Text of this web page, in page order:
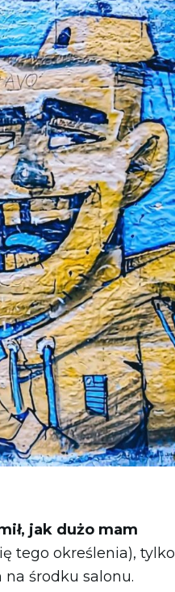
jak dużo mam
tego określenia), tylko
środku salonu.